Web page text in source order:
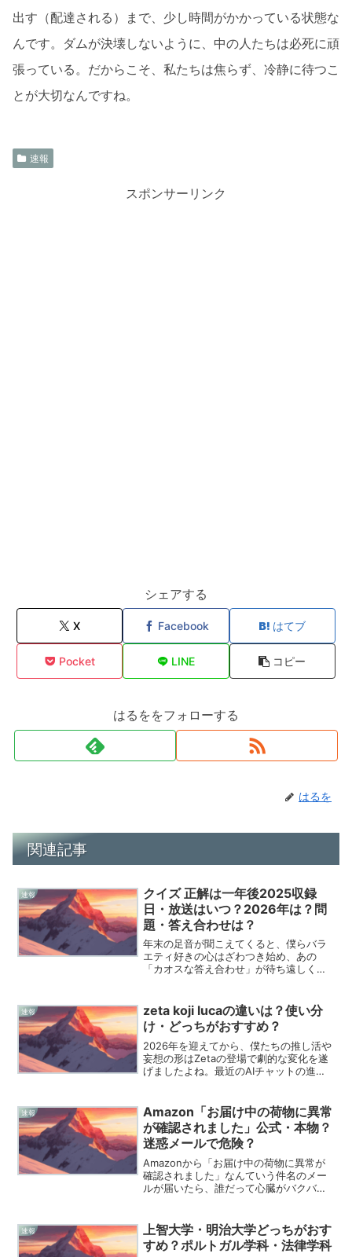
出す（配達される）まで、少し時間がかかっている状態な
んです。ダムが決壊しないように、中の人たちは必死に頑
張っている。だからこそ、私たちは焦らず、冷静に待つこ
とが大切なんですね。
速報
スポンサーリンク
シェアする
X Facebook はてブ
Pocket LINE コピー
はるををフォローする
はるを
関連記事
速報
クイズ 正解は一年後2025収録
日・放送はいつ？2026年は？問
題・答え合わせは？
年末の足音が聞こえてくると、僕らバラ
エティ好きの心はざわつき始め、あの
「カオスな答え合わせ」が待ち遠しくて
ートした、まさに年末の風物詩とも言え
る伝説的なクイズバラ...
速報
zeta koji lucaの違いは？使い分
け・どっちがおすすめ？
2026年を迎えてから、僕たちの推し活や
妄想の形はZetaの登場で劇的な変化を遂
げましたよね。最近のAIチャットの進化
緒に紡いでいる実感が持てるようになり
ました。でも...
速報
Amazon「お届け中の荷物に異常
が確認されました」公式・本物？
迷惑メールで危険？
Amazonから「お届け中の荷物に異常が
確認されました」なんていう件名のメー
ルが届いたら、誰だって心臓がバクバク
トラブルの通知が来ると「せっかく楽し
みに待っていたの...
速報
上智大学・明治大学どっちがおす
すめ？ポルトガル学科・法律学科